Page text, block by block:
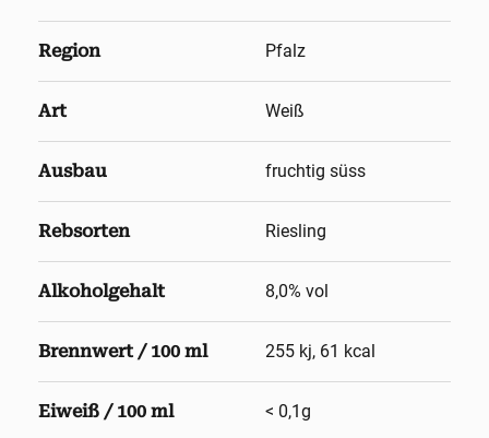
Region Pfalz
Art Weiß
Ausbau fruchtig süss
Rebsorten Riesling
Alkoholgehalt 8,0% vol
Brennwert / 100 ml 255 kj, 61 kcal
Eiweiß / 100 ml < 0,1g